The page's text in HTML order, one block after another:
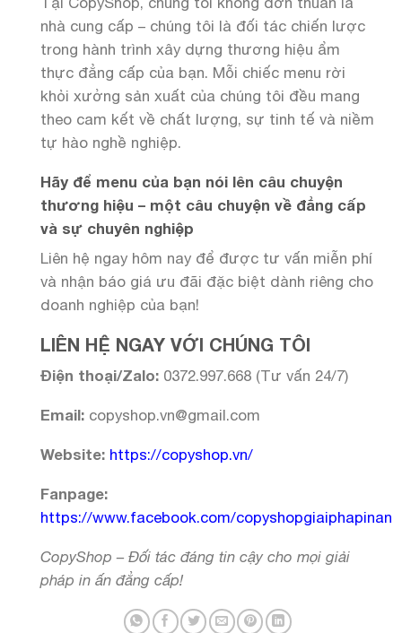
nhà cung cấp – chúng tôi là đối tác chiến lược
trong hành trình xây dựng thương hiệu ẩm
thực đẳng cấp của bạn. Mỗi chiếc menu rời
khỏi xưởng sản xuất của chúng tôi đều mang
theo cam kết về chất lượng, sự tinh tế và niềm
tự hào nghề nghiệp.
Hãy để menu của bạn nói lên câu chuyện
thương hiệu – một câu chuyện về đẳng cấp
và sự chuyên nghiệp
Liên hệ ngay hôm nay để được tư vấn miễn phí
và nhận báo giá ưu đãi đặc biệt dành riêng cho
doanh nghiệp của bạn!
LIÊN HỆ NGAY VỚI CHÚNG TÔI
Điện thoại/Zalo: 0372.997.668 (Tư vấn 24/7)
Email: copyshop.vn@gmail.com
Website: https://copyshop.vn/
Fanpage:
https://www.facebook.com/copyshopgiaiphapinan
CopyShop – Đối tác đáng tin cậy cho mọi giải
pháp in ấn đẳng cấp!